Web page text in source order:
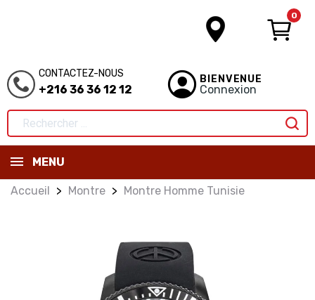
0
CONTACTEZ-NOUS
+216 36 36 12 12
BIENVENUE
Connexion
MENU
Accueil Montre Montre Homme Tunisie